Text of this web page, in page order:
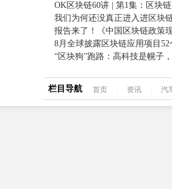
OK区块链60讲 | 第1集：区块
我们为何还没真正进入进区块
报告来了！《中国区块链政策
8月全球披露区块链应用项目
“区块狗”跑路：高科技是幌子
栏目导航 首页 资讯 汽